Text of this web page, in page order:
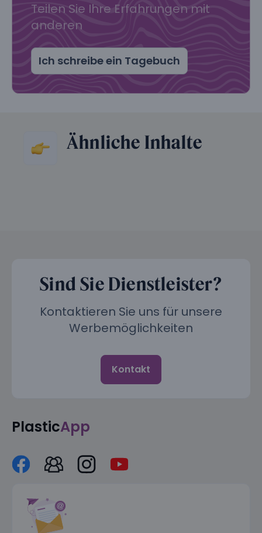
Teilen Sie Ihre Erfahrungen mit
anderen
Ich schreibe ein Tagebuch
Ähnliche Inhalte
Sind Sie Dienstleister?
Kontaktieren Sie uns für unsere
Werbemöglichkeiten
Kontakt
PlasticApp